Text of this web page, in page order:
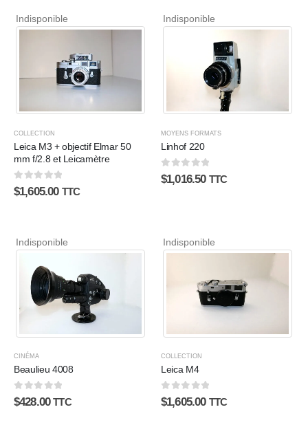
Indisponible
COLLECTION
Leica M3 + objectif Elmar 50
mm f/2.8 et Leicamètre
0sur 5
$1,605.00 TTC
Indisponible
MOYENS FORMATS
Linhof 220
0sur 5
$1,016.50 TTC
Indisponible
CINÉMA
Beaulieu 4008
0sur 5
$428.00 TTC
Indisponible
COLLECTION
Leica M4
0sur 5
$1,605.00 TTC